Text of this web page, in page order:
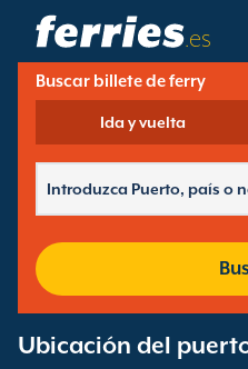
.es
Compañías Navieras
Destinos De Ferries
Puertos De Ferry
Buscar billete de ferry
Ida y vuelta
Ubicación del